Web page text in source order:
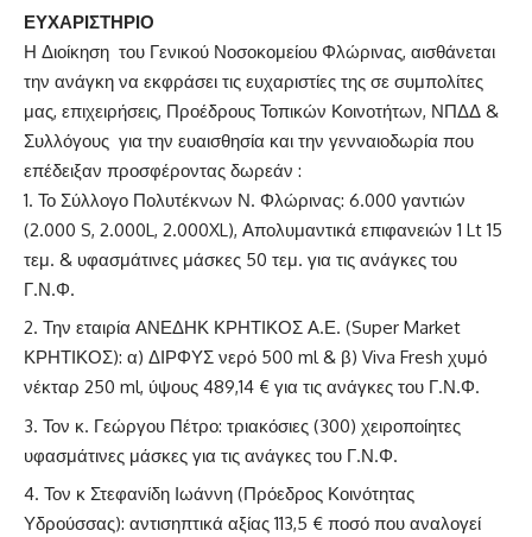
ΕΥΧΑΡΙΣΤΗΡΙΟ
Η Διοίκηση του Γενικού Νοσοκομείου Φλώρινας, αισθάνεται
την ανάγκη να εκφράσει τις ευχαριστίες της σε συμπολίτες
μας, επιχειρήσεις, Προέδρους Τοπικών Κοινοτήτων, ΝΠΔΔ &
Συλλόγους για την ευαισθησία και την γενναιοδωρία που
επέδειξαν προσφέροντας δωρεάν :
Το Σύλλογο Πολυτέκνων Ν. Φλώρινας: 6.000 γαντιών
(2.000 S, 2.000L, 2.000XL), Απολυμαντικά επιφανειών 1 Lt 15
τεμ. & υφασμάτινες μάσκες 50 τεμ. για τις ανάγκες του
Γ.Ν.Φ.
Την εταιρία ΑΝΕΔΗΚ ΚΡΗΤΙΚΟΣ Α.Ε. (Super Market
ΚΡΗΤΙΚΟΣ): α) ΔΙΡΦΥΣ νερό 500 ml & β) Viva Fresh χυμό
νέκταρ 250 ml, ύψους 489,14 € για τις ανάγκες του Γ.Ν.Φ.
Τον κ. Γεώργου Πέτρο: τριακόσιες (300) χειροποίητες
υφασμάτινες μάσκες για τις ανάγκες του Γ.Ν.Φ.
Τον κ Στεφανίδη Ιωάννη (Πρόεδρος Κοινότητας
Υδρούσσας): αντισηπτικά αξίας 113,5 € ποσό που αναλογεί